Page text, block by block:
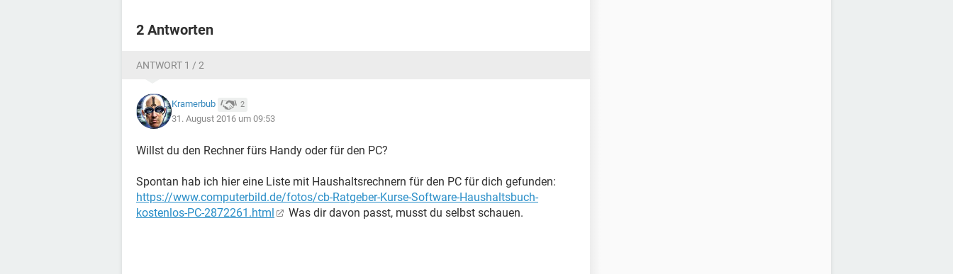
2 Antworten
ANTWORT 1 / 2
Kramerbub 2
31. August 2016 um 09:53
Willst du den Rechner fürs Handy oder für den PC?
Spontan hab ich hier eine Liste mit Haushaltsrechnern für den PC für dich gefunden:
https://www.computerbild.de/fotos/cb-Ratgeber-Kurse-Software-Haushaltsbuch-
kostenlos-PC-2872261.html
Was dir davon passt, musst du selbst schauen.